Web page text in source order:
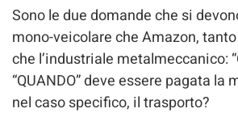
Sono le due domande che si
mono-veicolare che Amazon,
che l’industriale metalmeccanico:
“QUANDO” deve essere pagata la
nel caso specifico, il trasporto?